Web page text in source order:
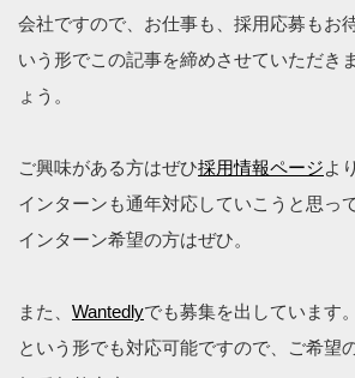
会社ですので、お仕事も、採用応募もお
いう形でこの記事を締めさせていただき
ょう。
ご興味がある方はぜひ採用情報ページよ
インターンも通年対応していこうと思っ
インターン希望の方はぜひ。
また、 Wantedlyでも募集を出しています
という形でも対応可能ですので、ご希望